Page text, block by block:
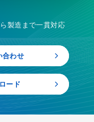
製造まで一貫対応
合わせ
ード